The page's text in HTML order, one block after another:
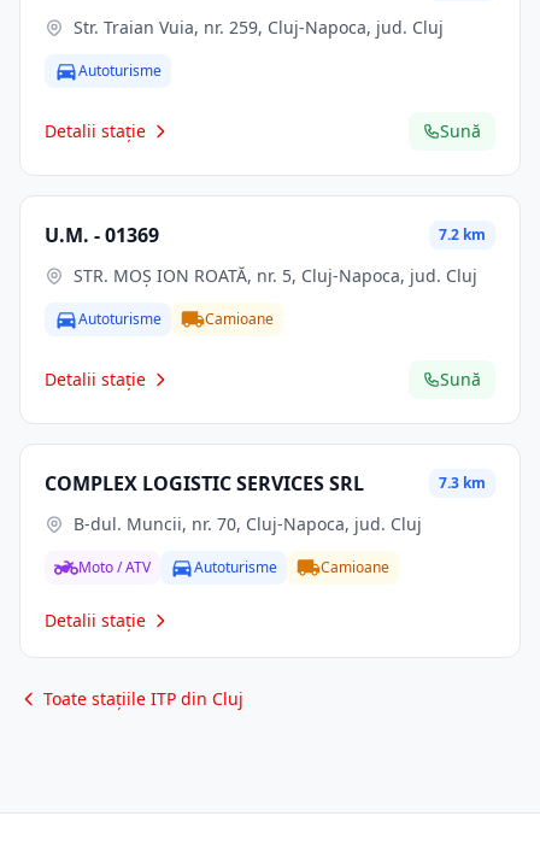
Str. Traian Vuia, nr. 259, Cluj-Napoca, jud. Cluj
Autoturisme
Detalii stație Sună
U.M. - 01369 7.2 km
STR. MOŞ ION ROATĂ, nr. 5, Cluj-Napoca, jud. Cluj
Autoturisme Camioane
Detalii stație Sună
COMPLEX LOGISTIC SERVICES SRL 7.3 km
B-dul. Muncii, nr. 70, Cluj-Napoca, jud. Cluj
Moto / ATV Autoturisme Camioane
Detalii stație
Toate stațiile ITP din Cluj